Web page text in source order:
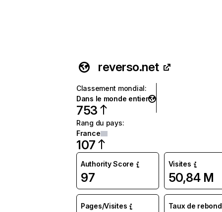
reverso.net
Classement mondial:
Dans le monde entier
753
Rang du pays:
France
107
Authority Score
97
Visites
50,84 M
Pages/Visites Taux de rebond